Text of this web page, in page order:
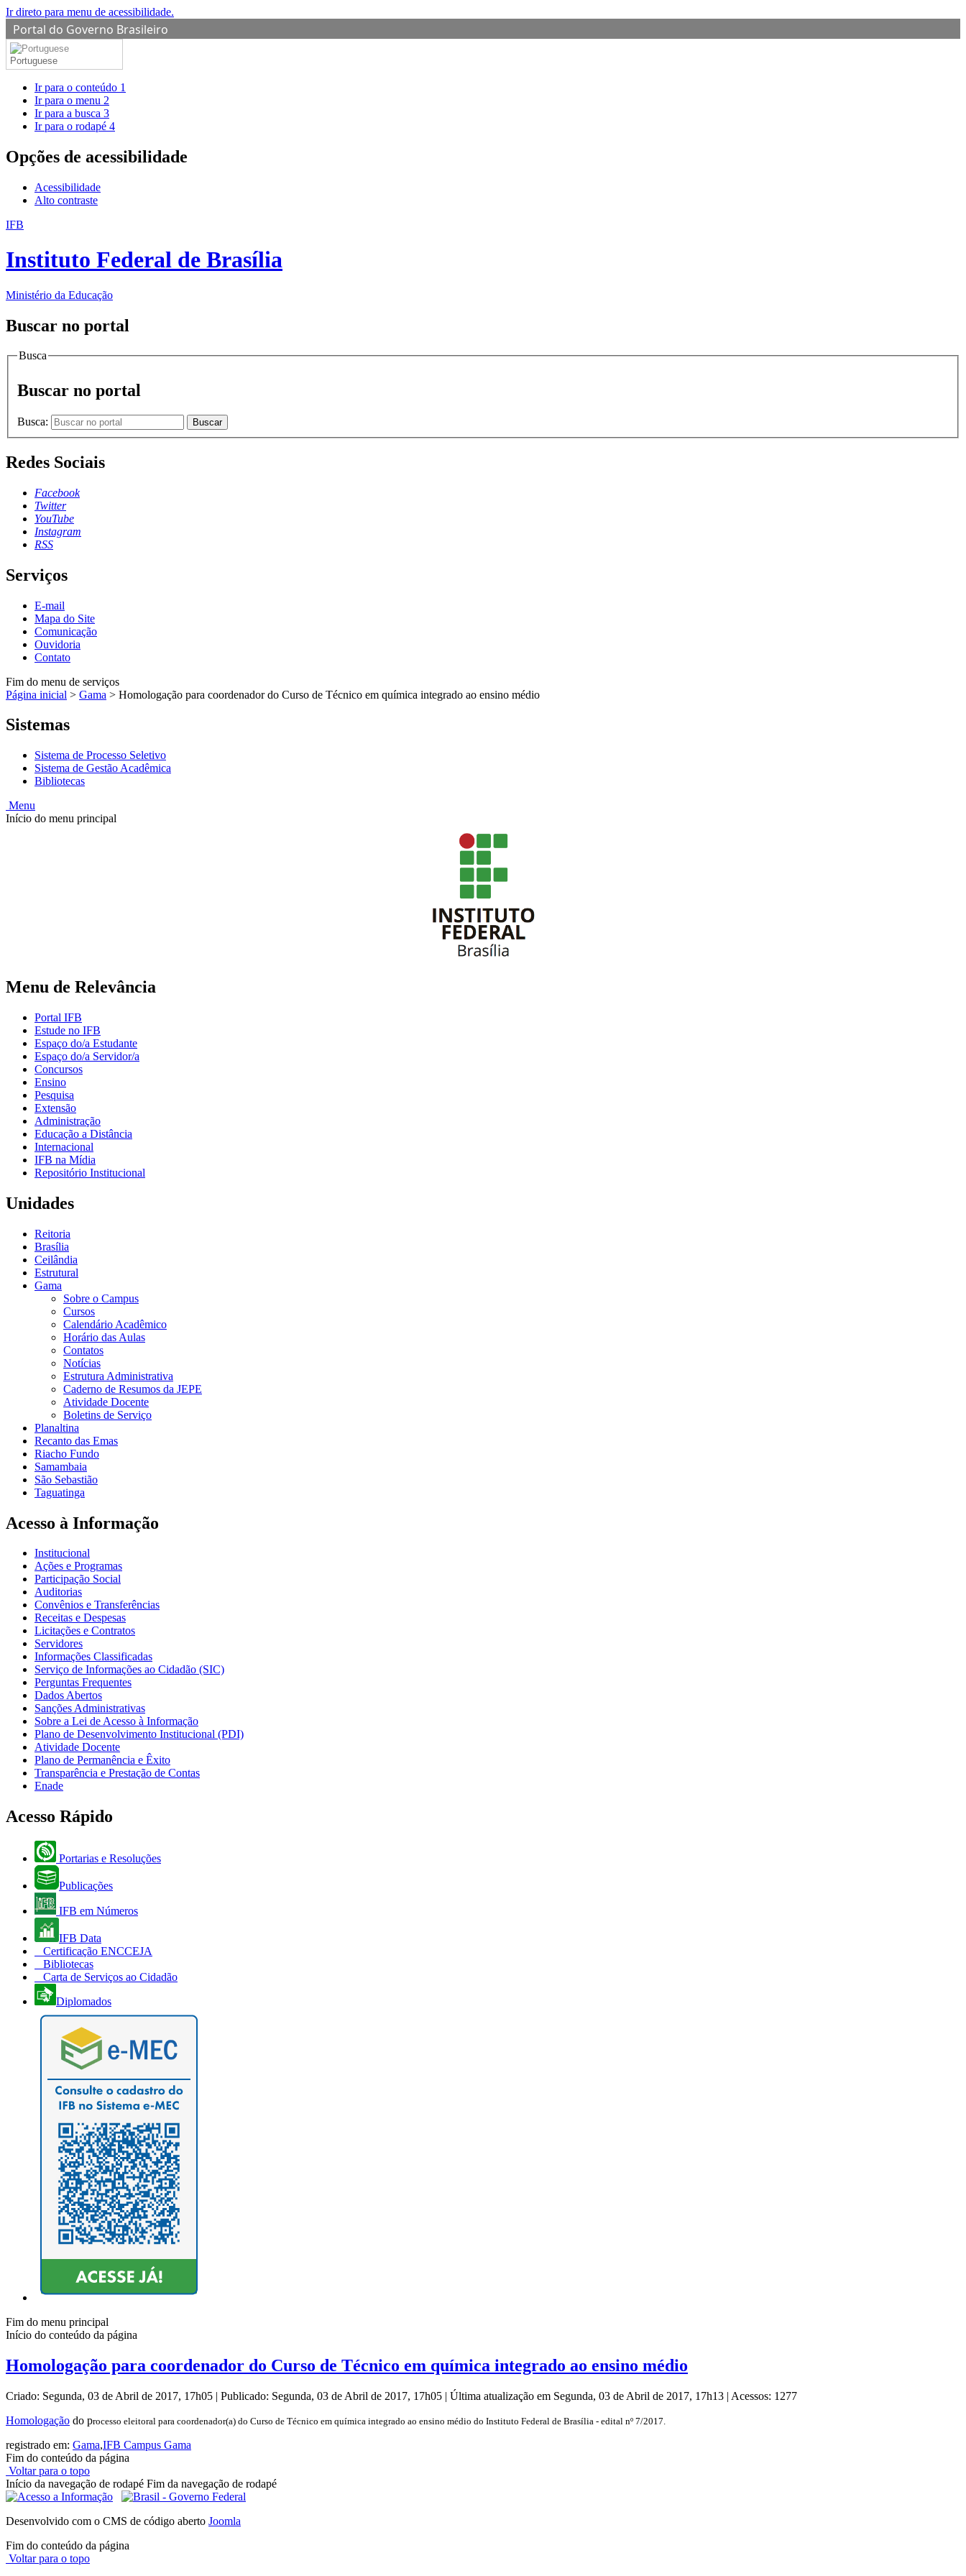
Ir direto para menu de acessibilidade.
Portal do Governo Brasileiro
Portuguese
Ir para o conteúdo 1
Ir para o menu 2
Ir para a busca 3
Ir para o rodapé 4
Opções de acessibilidade
Acessibilidade
Alto contraste
IFB
Instituto Federal de Brasília
Ministério da Educação
Buscar no portal
Busca
Buscar no portal
Busca: Buscar
Redes Sociais
Facebook
Twitter
YouTube
Instagram
RSS
Serviços
E-mail
Mapa do Site
Comunicação
Ouvidoria
Contato
Fim do menu de serviços
Página inicial > Gama > Homologação para coordenador do Curso de Técnico em química integrado ao ensino médio
Sistemas
Sistema de Processo Seletivo
Sistema de Gestão Acadêmica
Bibliotecas
Menu
Início do menu principal
Menu de Relevância
Portal IFB
Estude no IFB
Espaço do/a Estudante
Espaço do/a Servidor/a
Concursos
Ensino
Pesquisa
Extensão
Administração
Educação a Distância
Internacional
IFB na Mídia
Repositório Institucional
Unidades
Reitoria
Brasília
Ceilândia
Estrutural
Gama
Sobre o Campus
Cursos
Calendário Acadêmico
Horário das Aulas
Contatos
Notícias
Estrutura Administrativa
Caderno de Resumos da JEPE
Atividade Docente
Boletins de Serviço
Planaltina
Recanto das Emas
Riacho Fundo
Samambaia
São Sebastião
Taguatinga
Acesso à Informação
Institucional
Ações e Programas
Participação Social
Auditorias
Convênios e Transferências
Receitas e Despesas
Licitações e Contratos
Servidores
Informações Classificadas
Serviço de Informações ao Cidadão (SIC)
Perguntas Frequentes
Dados Abertos
Sanções Administrativas
Sobre a Lei de Acesso à Informação
Plano de Desenvolvimento Institucional (PDI)
Atividade Docente
Plano de Permanência e Êxito
Transparência e Prestação de Contas
Enade
Acesso Rápido
Portarias e Resoluções
Publicações
IFB em Números
IFB Data
Certificação ENCCEJA
Bibliotecas
Carta de Serviços ao Cidadão
Diplomados
Fim do menu principal
Início do conteúdo da página
Homologação para coordenador do Curso de Técnico em química integrado ao ensino médio
Criado: Segunda, 03 de Abril de 2017, 17h05 | Publicado: Segunda, 03 de Abril de 2017, 17h05 | Última atualização em Segunda, 03 de Abril de 2017, 17h13 | Acessos: 1277
Homologação do processo eleitoral para coordenador(a) do Curso de Técnico em química integrado ao ensino médio do Instituto Federal de Brasília - edital nº 7/2017.
registrado em: Gama,IFB Campus Gama
Fim do conteúdo da página
Voltar para o topo
Início da navegação de rodapé Fim da navegação de rodapé
Desenvolvido com o CMS de código aberto Joomla
Fim do conteúdo da página
Voltar para o topo